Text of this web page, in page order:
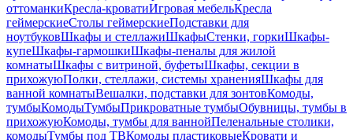
оттоманкиКресла-кроватиИгровая мебельКресла
геймерскиеСтолы геймерскиеПодставки для
ноутбуковШкафы и стеллажиШкафыСтенки, горкиШкафы-
купеШкафы-гармошкиШкафы-пеналы для жилой
комнатыШкафы с витриной, буфетыШкафы, секции в
прихожуюПолки, стеллажи, системы храненияШкафы для
ванной комнатыВешалки, подставки для зонтовКомоды,
тумбыКомодыТумбыПрикроватные тумбыОбувницы, тумбы в
прихожуюКомоды, тумбы для ваннойПеленальные столики,
комодыТумбы под ТВКомоды пластиковыеКровати и